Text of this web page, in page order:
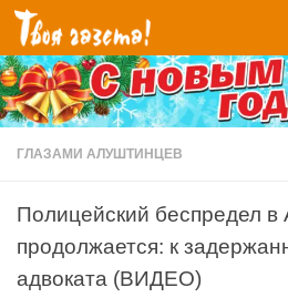
Перейти к содержимому
ГЛАЗАМИ АЛУШТИНЦЕВ
Полицейский беспредел в
продолжается: к
адвоката (ВИДЕО)